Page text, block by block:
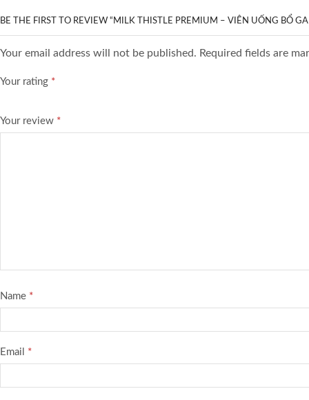
BE THE FIRST TO REVIEW “MILK THISTLE PREMIUM – VIÊN UỐNG BỔ
Your email address will not be published. Required fields are
Your rating *
Your review *
Name *
Email *